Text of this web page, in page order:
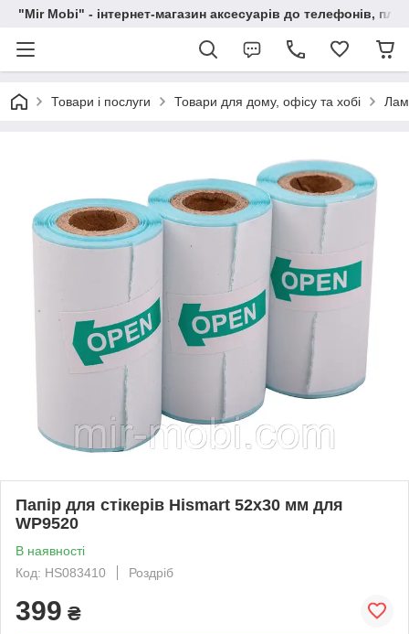
"Mir Mobi" - інтернет-магазин аксесуарів до телефонів,
Товари і послуги Товари для дому, офісу та хобі
Папір для стікерів Hismart 52х30 мм для
WP9520
В наявності
Код: HS083410
Роздріб
399 ₴